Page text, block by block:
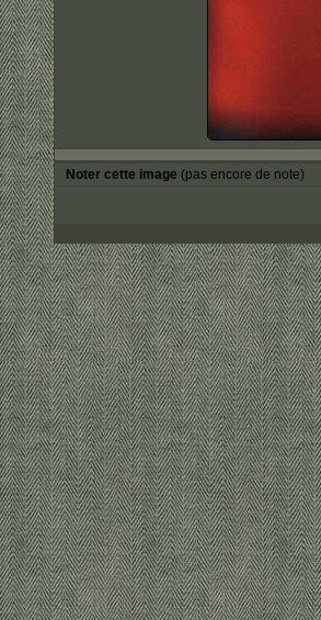
Noter cette image (pas encore de note)